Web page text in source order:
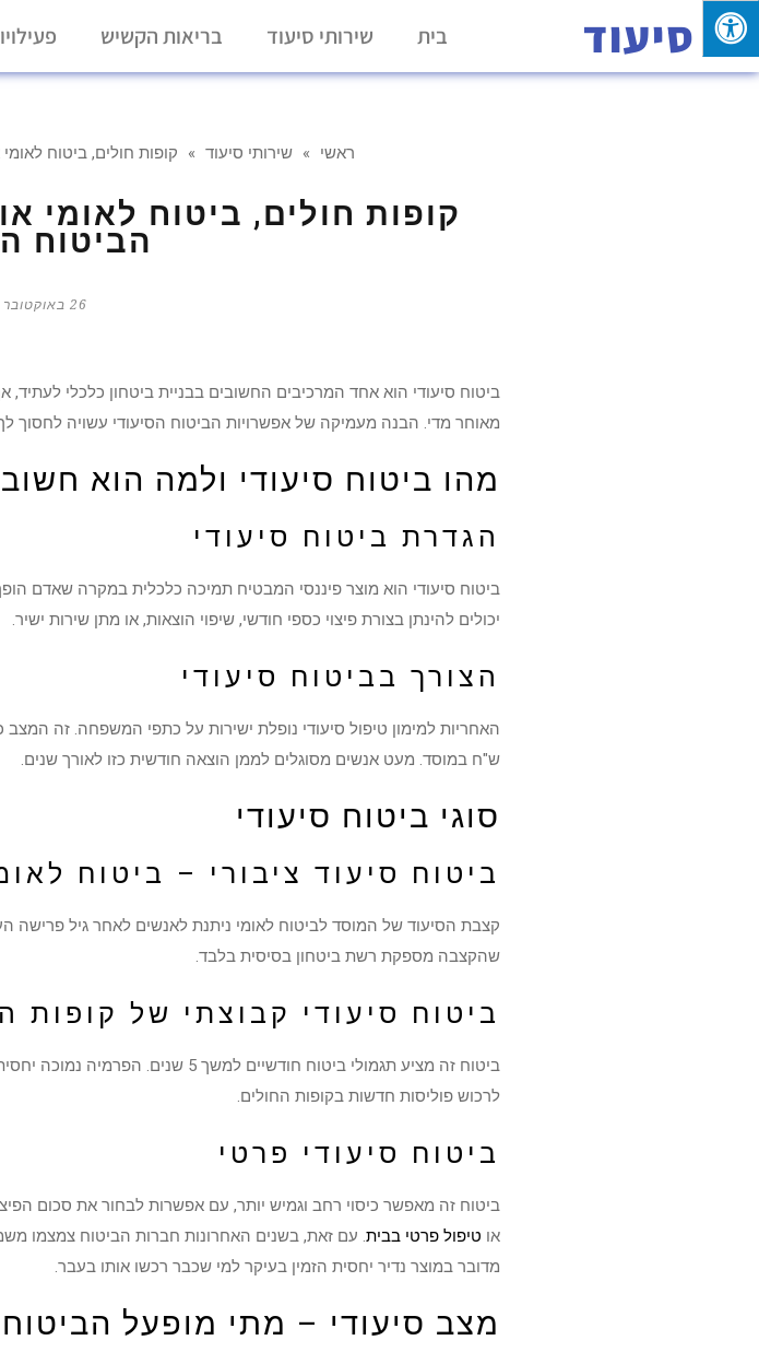
סיעוד בית שירותי סיעוד בריאות הקשיש
ראשי » שירותי סיעוד » קופות חולים, ביטוח
קופות חולים, ביטוח לאומי
הביטוח
26 באוקטובר 2025
ביטוח סיעודי הוא אחד המרכיבים החשובים בבניית ביטחון כלכלי
מאוחר מדי. הבנה מעמיקה של אפשרויות הביטוח הסיעודי עשויה לחסוך
מהו ביטוח סיעודי ולמה הוא
הגדרת ביטוח סיעודי
ביטוח סיעודי הוא מוצר פיננסי המבטיח תמיכה כלכלית במקרה שאדם
יכולים להינתן בצורת פיצוי כספי חודשי, שיפוי הוצאות, או מתן שירות ישיר.
הצורך בביטוח סיעודי
ש"ח במוסד. מעט אנשים מסוגלים לממן הוצאה חודשית כזו לאורך שנים.
סוגי ביטוח סיעודי
ביטוח סיעוד ציבורי – ביטוח
קצבת הסיעוד של המוסד לביטוח לאומי ניתנת לאנשים לאחר גיל פרישה
שהקצבה מספקת רשת ביטחון בסיסית בלבד.
ביטוח סיעודי קבוצתי של קופות
לרכוש פוליסות חדשות בקופות החולים.
ביטוח סיעודי פרטי
ביטוח זה מאפשר כיסוי רחב וגמיש יותר, עם אפשרות לבחור את סכום
או טיפול פרטי בבית. עם זאת, בשנים האחרונות חברות הביטוח צמצמו
מדובר במוצר נדיר יחסית הזמין בעיקר למי שכבר רכשו אותו בעבר.
מצב סיעודי – מתי מופעל